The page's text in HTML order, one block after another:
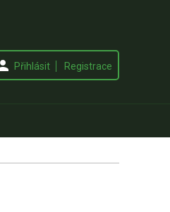
Přihlásit Registrace